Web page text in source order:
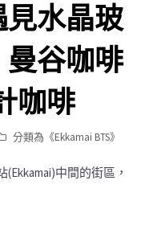
水晶玻
谷咖啡
咖啡
分類為《Ekkamai BTS》
中間的街區，